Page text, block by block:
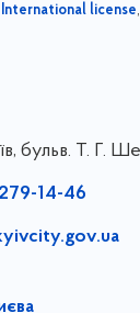
license
бульв. Т. Г.
14-46